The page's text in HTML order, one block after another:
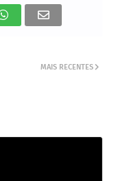
MAIS RECENTES